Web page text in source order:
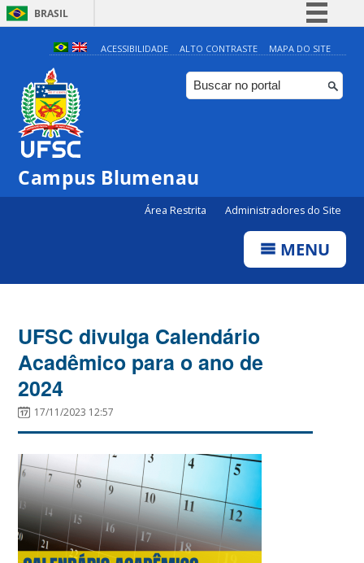
BRASIL
Simplifique!
Comunica BR
Participe
ACESSIBILIDADE ALTO CONTRASTE MAPA DO SITE
Campus Blumenau
Área Restrita Administradores do Site
MENU
UFSC divulga Calendário
Acadêmico para o ano de
2024
17/11/2023 12:57